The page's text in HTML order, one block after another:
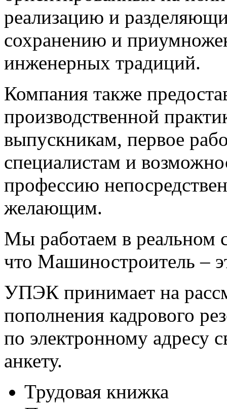
реализацию и
сохранению и
инженерных традиций.
Компания также
производственной
выпускникам, первое
специалистам и
профессию
желающим.
Мы работаем в реальном
что Машиностроитель –
УПЭК принимает на
пополнения кадрового
по электронному адресу
анкету.
Трудовая книжка